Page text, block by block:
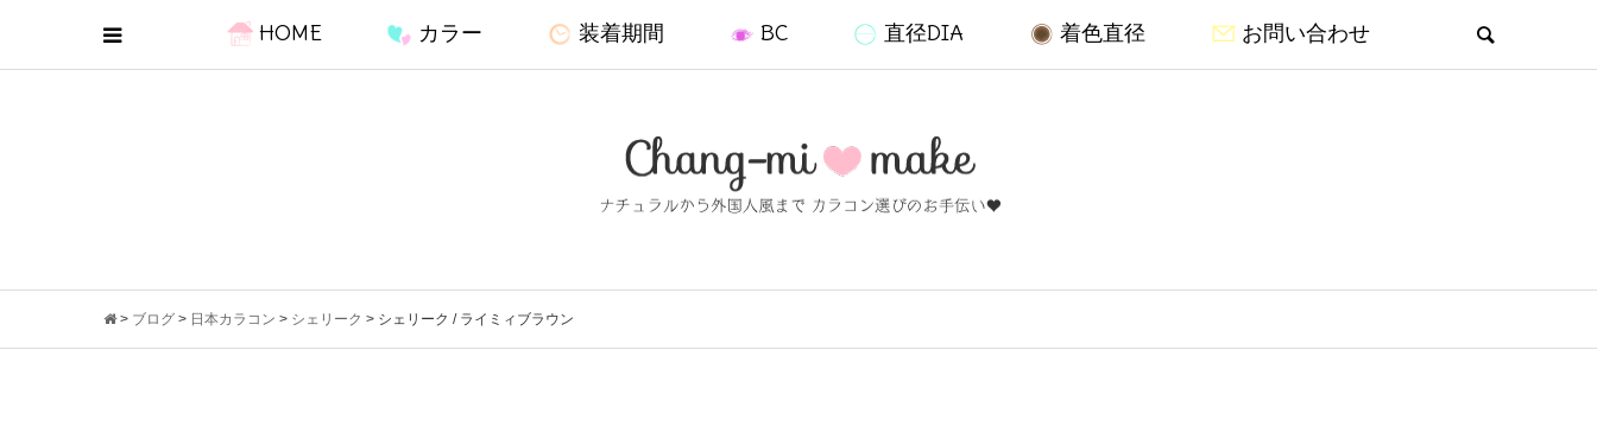
HOME カラー 装着期間 BC 直径DIA 着色直径 お問い合わせ
> ブログ > 日本カラコン > シェリーク > シェリーク / ライミィブラウン